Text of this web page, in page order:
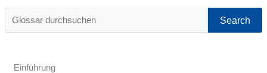
Glossar
durchsuchen
Einführung